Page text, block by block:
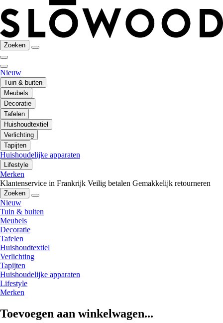
Zoeken
Nieuw
Tuin & buiten
Meubels
Decoratie
Tafelen
Huishoudtextiel
Verlichting
Tapijten
Huishoudelijke apparaten
Lifestyle
Merken
Klantenservice in Frankrijk Veilig betalen Gemakkelijk retourneren
Zoeken
Nieuw
Tuin & buiten
Meubels
Decoratie
Tafelen
Huishoudtextiel
Verlichting
Tapijten
Huishoudelijke apparaten
Lifestyle
Merken
Toevoegen aan winkelwagen...